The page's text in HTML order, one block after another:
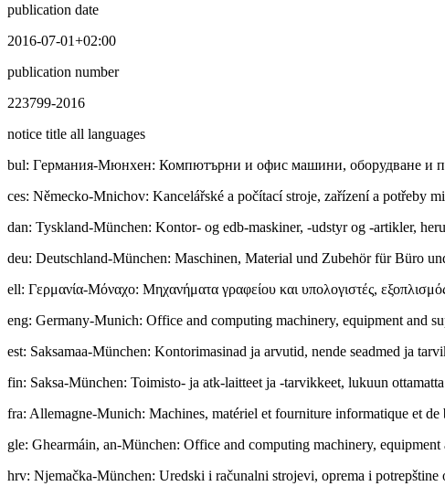
publication date
2016-07-01+02:00
publication number
223799-2016
notice title all languages
bul: Гepмaния-Мюнхен: Компютърни и офис машини, оборудване и
ces: Německo-Mnichov: Kancelářské a počítací stroje, zařízení a potřeby
dan: Tyskland-München: Kontor- og edb-maskiner, -udstyr og -artikler,
deu: Deutschland-München: Maschinen, Material und Zubehör für Büro
ell: Γερμανία-Μόναχο: Μηχανήματα γραφείου και υπολογιστές,
eng: Germany-Munich: Office and computing machinery, equipment and
est: Saksamaa-München: Kontorimasinad ja arvutid, nende seadmed ja
fin: Saksa-München: Toimisto- ja atk-laitteet ja -tarvikkeet, lukuun
fra: Allemagne-Munich: Machines, matériel et fourniture informatique et de
gle: Ghearmáin, an-München: Office and computing machinery,
hrv: Njemačka-München: Uredski i računalni strojevi, oprema i potrepštine